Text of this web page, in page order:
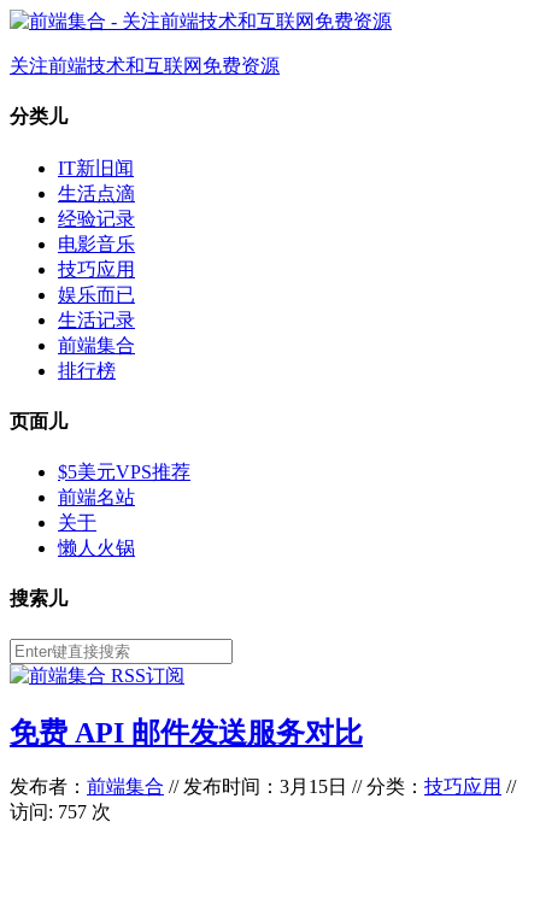
关注前端技术和互联网免费资源
分类儿
IT新旧闻
生活点滴
经验记录
电影音乐
技巧应用
娱乐而已
生活记录
前端集合
排行榜
页面儿
$5美元VPS推荐
前端名站
关于
懒人火锅
搜索儿
免费 API 邮件发送服务对比
发布者： 前端集合 //发布时间：3月15日 //分类： 技巧应用 //
访问: 757 次